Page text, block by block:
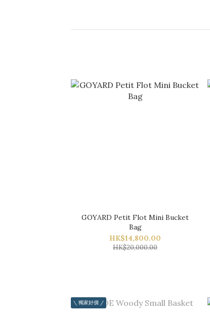
GOYARD Petit Flot Mini Bucket
Bag
HK$14,800.00
HK$20,000.00
\ 獨家好價 /